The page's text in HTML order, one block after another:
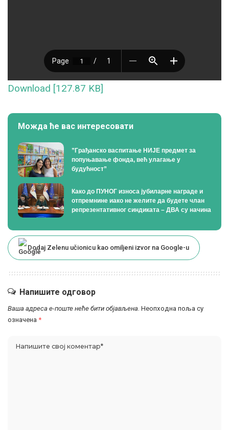
Download [127.87 KB]
Можда ће вас интересовати
”Грађанско васпитање НИЈЕ предмет за
попуњавање фонда, већ улагање у
будућност”
Како до ПУНОГ износа јубиларне награде и
отпремнине иако не желите да будете члан
репрезентативног синдиката – ДВА су начина
Dodaj Zelenu učionicu kao omiljeni izvor na Google-u
Напишите одговор
Ваша адреса е-поште неће бити објављена. Неопходна поља су
означена *